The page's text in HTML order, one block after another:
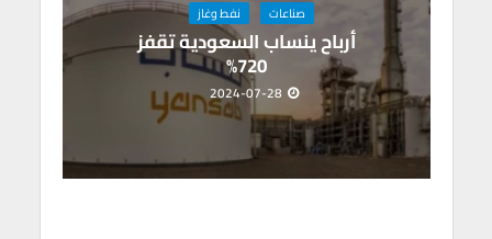
صناعات نفط وغاز
أرباح ينساب السعودية تقفز
720%
2024-07-28